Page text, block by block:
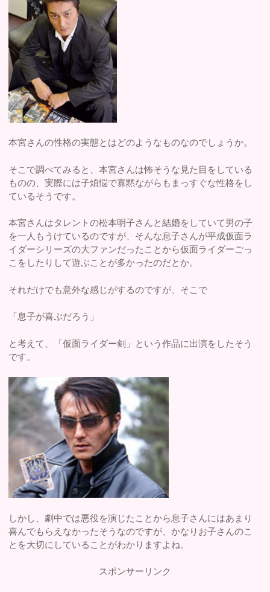
本宮さんの性格の実態とはどのようなものなのでしょうか。
そこで調べてみると、本宮さんは怖そうな見た目をしている
ものの、実際には子煩悩で寡黙ながらもまっすぐな性格をし
ているそうです。
本宮さんはタレントの松本明子さんと結婚をしていて男の子
を一人もうけているのですが、そんな息子さんが平成仮面ラ
イダーシリーズの大ファンだったことから仮面ライダーごっ
こをしたりして遊ぶことが多かったのだとか。
それだけでも意外な感じがするのですが、そこで
「息子が喜ぶだろう」
と考えて、「仮面ライダー剣」という作品に出演をしたそう
です。
しかし、劇中では悪役を演じたことから息子さんにはあまり
喜んでもらえなかったそうなのですが、かなりお子さんのこ
とを大切にしていることがわかりますよね。
スポンサーリンク